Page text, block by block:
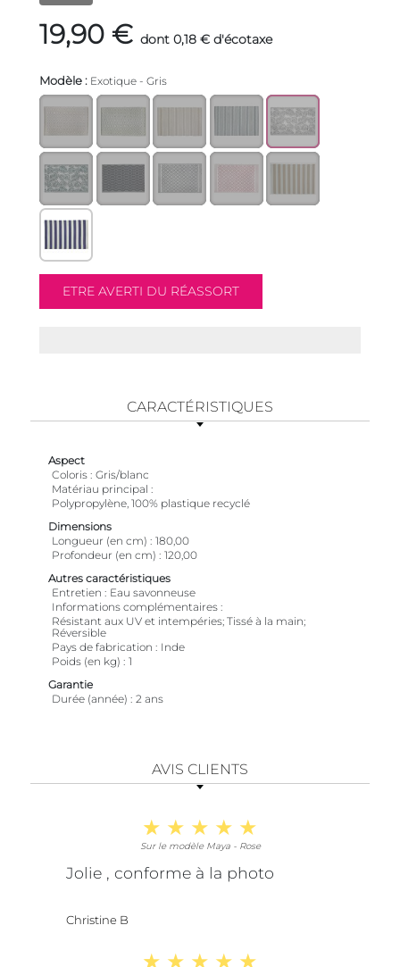
19,90 € dont 0,18 € d'écotaxe
Modèle : Exotique - Gris
CARACTÉRISTIQUES
Aspect
Coloris Gris/blanc
Matériau principal
Polypropylène, 100% plastique recyclé
Dimensions
Longueur (en cm)
180,00
Profondeur (en cm)
120,00
Autres caractéristiques
Entretien
Eau savonneuse
Informations complémentaires
Résistant aux UV et intempéries; Tissé à la main;
Réversible
Pays de fabrication
Inde
Poids (en kg)
1
Garantie
Durée (année)
2 ans
AVIS CLIENTS
Sur le modèle Maya - Rose
Jolie , conforme à la photo
Christine B